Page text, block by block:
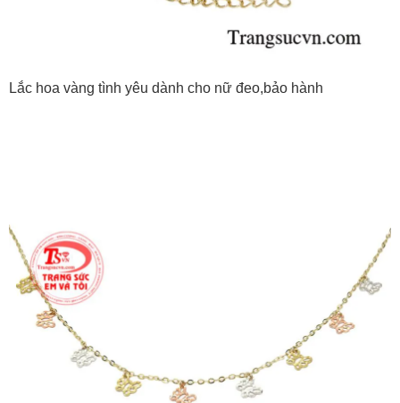
Lắc hoa vàng tình yêu dành cho nữ đeo,bảo hành